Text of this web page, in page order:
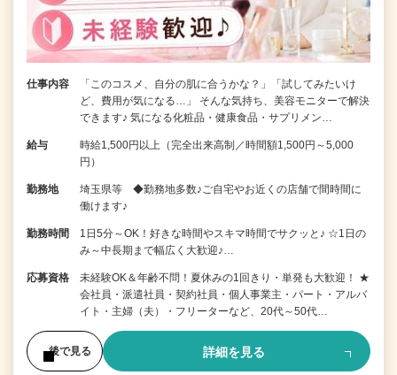
仕事内容
「このコスメ、自分の肌に合うかな？」「試してみたいけ
ど、費用が気になる…」 そんな気持ち、美容モニターで解決
できます♪ 気になる化粧品・健康食品・サプリメン…
給与
時給1,500円以上（完全出来高制／時間額1,500円～5,000
円）
勤務地
埼玉県等 ◆勤務地多数♪ご自宅やお近くの店舗で間時間に
働けます♪
勤務時間
1日5分～OK！好きな時間やスキマ時間でサクッと♪ ☆1日の
み～中長期まで幅広く大歓迎♪…
応募資格
未経験OK＆年齢不問！夏休みの1回きり・単発も大歓迎！ ★
会社員・派遣社員・契約社員・個人事業主・パート・アルバ
イト・主婦（夫）・フリーターなど、20代～50代…
後で見る 詳細を見る